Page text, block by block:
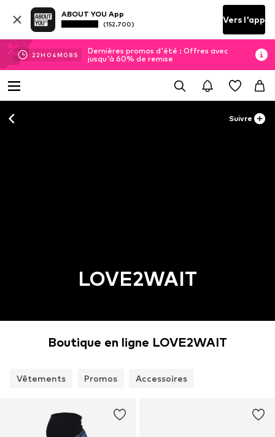
ABOUT YOU App
(152.700) Vers l'app
22H 04M 07 S
Dernières promos d'été : Offres avec
jusqu'à 60% de remise
Suivre
LOVE2WAIT
Boutique en ligne LOVE2WAIT
Vêtements Promos Accessoires